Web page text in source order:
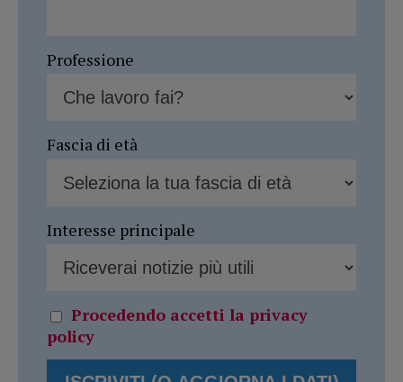
Professione
Fascia di età
Interesse principale
Procedendo accetti la privacy
policy